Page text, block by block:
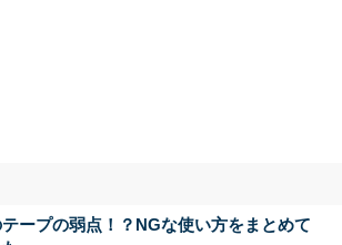
ープの弱点！？NGな使い方をまとめて